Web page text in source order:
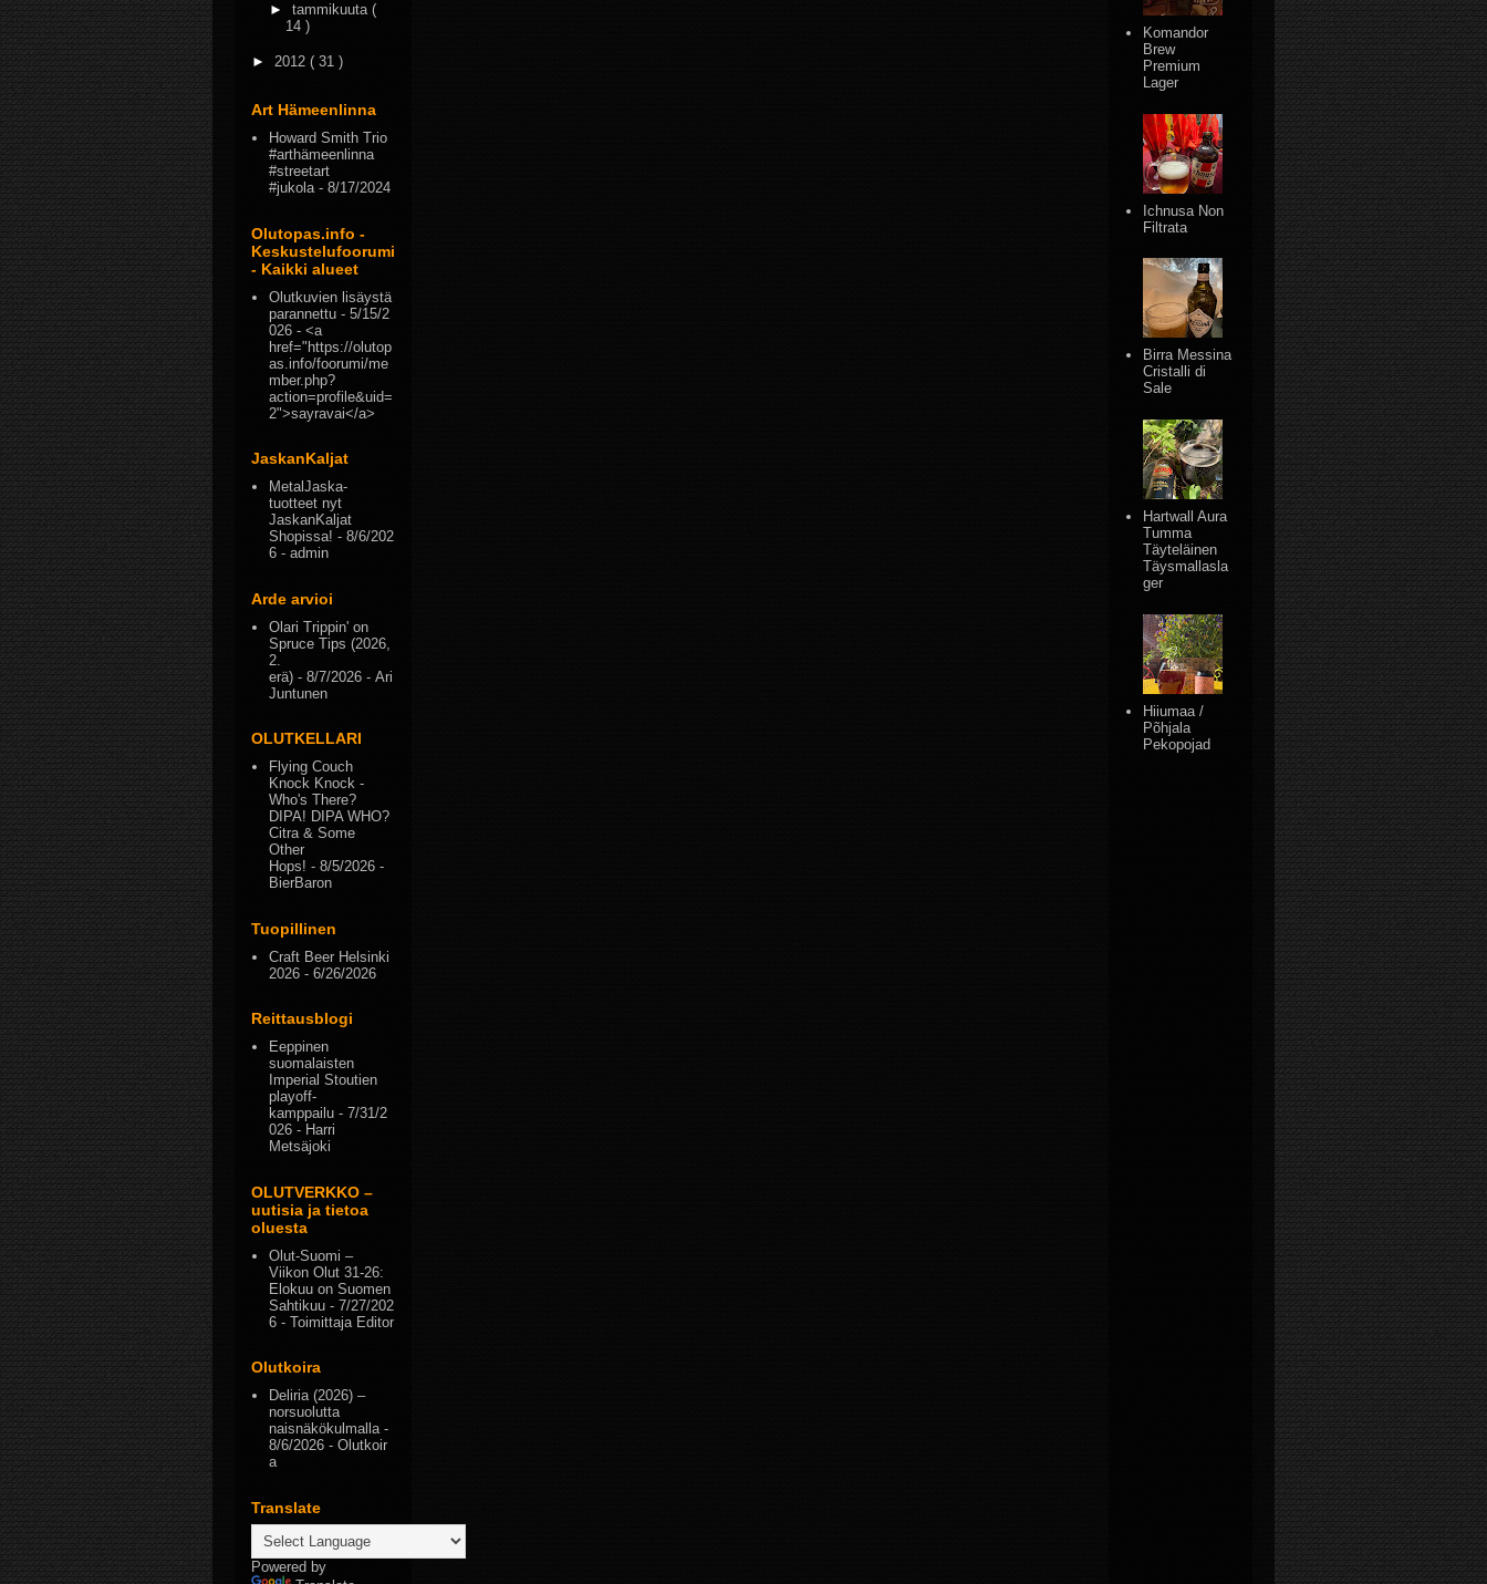
► tammikuuta (
14 )
► 2012 ( 31 )
Art Hämeenlinna
Howard Smith Trio
#arthämeenlinna
#streetart
#jukola- 8/17/2024
Olutopas.info -
Keskustelufoorumi
- Kaikki alueet
Olutkuvien lisäystä
parannettu - 5/15/2
026 - <a
href="https://olutop
as.info/foorumi/me
mber.php?
action=profile&uid=
2">sayravai</a>
JaskanKaljat
MetalJaska-
tuotteet nyt
JaskanKaljat
Shopissa! - 8/6/202
6 - admin
Arde arvioi
Olari Trippin' on
Spruce Tips (2026,
2.
erä) - 8/7/2026 - Ari
Juntunen
OLUTKELLARI
Flying Couch
Knock Knock -
Who's There?
DIPA! DIPA WHO?
Citra & Some
Other
Hops! - 8/5/2026 -
BierBaron
Tuopillinen
Craft Beer Helsinki
2026 - 6/26/2026
Reittausblogi
Eeppinen
suomalaisten
Imperial Stoutien
playoff-
kamppailu - 7/31/2
026 - Harri
Metsäjoki
OLUTVERKKO –
uutisia ja tietoa
oluesta
Olut-Suomi –
Viikon Olut 31-26:
Elokuu on Suomen
Sahtikuu - 7/27/202
6 - Toimittaja Editor
Olutkoira
Deliria (2026) –
norsuolutta
naisnäkökulmalla-
8/6/2026 - Olutkoir
a
Translate
Powered by
Komandor
Brew
Premium
Lager
Ichnusa Non
Filtrata
Birra Messina
Cristalli di
Sale
Hartwall Aura
Tumma
Täyteläinen
Täysmallasla
ger
Hiiumaa /
Põhjala
Pekopojad